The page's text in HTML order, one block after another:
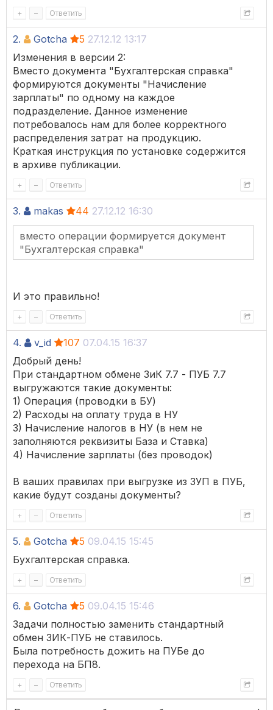
+ – Ответить
2. Gotcha 5 27.12.12 13:17
Изменения в версии 2:
Вместо документа "Бухгалтерская справка"
формируются документы "Начисление
зарплаты" по одному на каждое
подразделение. Данное изменение
потребовалось нам для более корректного
распределения затрат на продукцию.
Краткая инструкция по установке содержится
в архиве публикации.
+ – Ответить
3. makas 44 27.12.12 16:30
вместо операции формируется документ
"Бухгалтерская справка"
И это правильно!
+ – Ответить
4. v_id 107 07.04.15 16:37
Добрый день!
При стандартном обмене ЗиК 7.7 - ПУБ 7.7
выгружаются такие документы:
1) Операция (проводки в БУ)
2) Расходы на оплату труда в НУ
3) Начисление налогов в НУ (в нем не
заполняются реквизиты База и Ставка)
4) Начисление зарплаты (без проводок)
В ваших правилах при выгрузке из ЗУП в ПУБ,
какие будут созданы документы?
+ – Ответить
5. Gotcha 5 09.04.15 15:45
Бухгалтерская справка.
+ – Ответить
6. Gotcha 5 09.04.15 15:46
Задачи полностью заменить стандартный
обмен ЗИК-ПУБ не ставилось.
Была потребность дожить на ПУБе до
перехода на БП8.
+ – Ответить